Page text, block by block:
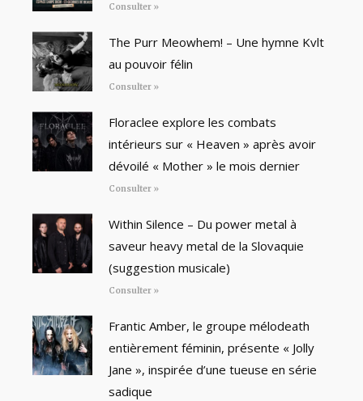
Consulter »
The Purr Meowhem! – Une hymne Kvlt
au pouvoir félin
Consulter »
Floraclee explore les combats
intérieurs sur « Heaven » après avoir
dévoilé « Mother » le mois dernier
Consulter »
Within Silence – Du power metal à
saveur heavy metal de la Slovaquie
(suggestion musicale)
Consulter »
Frantic Amber, le groupe mélodeath
entièrement féminin, présente « Jolly
Jane », inspirée d’une tueuse en série
sadique